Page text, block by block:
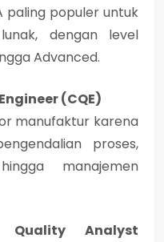
paling populer untuk
dengan level
Advanced.
(CQE)
manufaktur karena
proses,
manajemen
Quality Analyst